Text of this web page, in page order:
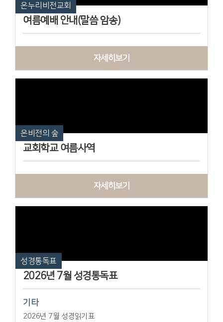
온누리비전교회
여름예배 안내(말씀 암송)
자세히보기
온비전의 숲
교회학교 여름사역
자세히보기
성경통독표
2026년 7월 성경통독표
기타
2026년 7월 성경읽기표